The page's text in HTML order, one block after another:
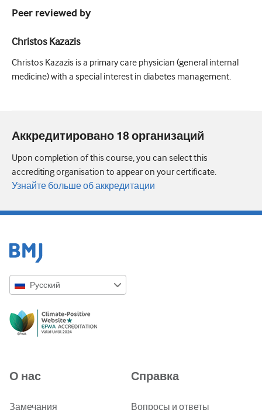
Peer reviewed by
Christos Kazazis
Christos Kazazis is a primary care physician (general internal
medicine) with a special interest in diabetes management.
Аккредитировано 18 организаций
Upon completion of this course, you can select this
accrediting organisation to appear on your certificate.
Узнайте больше об аккредитации
Русский
Русский
ქართული
О нас
Замечания
Справка
Вопросы и ответы